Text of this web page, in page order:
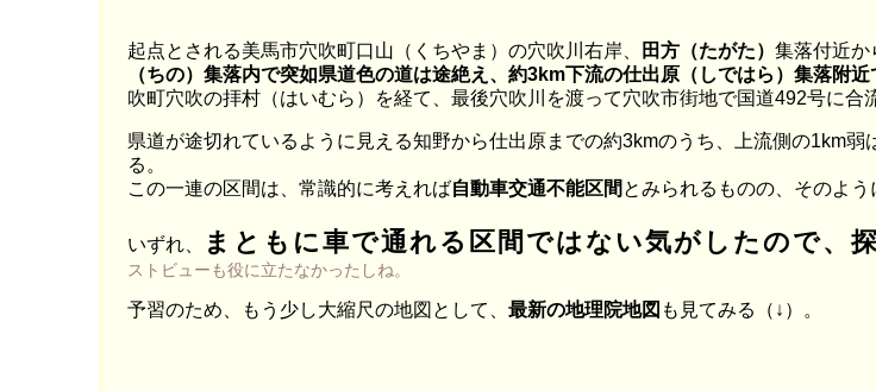
起点とされる美馬市穴吹町口山（くちやま）の穴吹川右岸、 田方（たがた）集落付近か
（ちの）集落内で突如県道色の道は途絶え、約3km下流の仕出原（しではら）集落附近
吹町穴吹の拝村（はいむら）を経て、最後穴吹川を渡って穴吹市街地で国道492号に合
県道が途切れているように見える知野から仕出原までの約3kmのうち、上流側の1km
る。
この一連の区間は、常識的に考えれば自動車交通不能区間 とみられるものの、そのよう
いずれ、 まともに車で通れる区間ではない気がしたので、
ストビューも役に立たなかったしね。
予習のため、もう少し大縮尺の地図として、最新の地理院地図 も見てみる（↓）。